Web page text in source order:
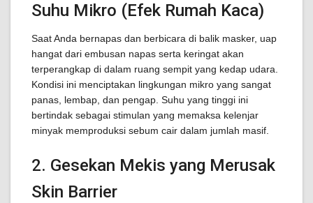
Suhu Mikro (Efek Rumah Kaca)
Saat Anda bernapas dan berbicara di balik masker, uap
hangat dari embusan napas serta keringat akan
terperangkap di dalam ruang sempit yang kedap udara.
Kondisi ini menciptakan lingkungan mikro yang sangat
panas, lembap, dan pengap. Suhu yang tinggi ini
bertindak sebagai stimulan yang memaksa kelenjar
minyak memproduksi sebum cair dalam jumlah masif.
2. Gesekan Mekis yang Merusak
Skin Barrier